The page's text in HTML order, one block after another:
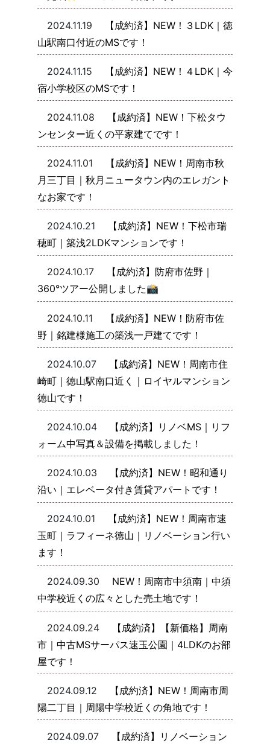
2024.11.19
【成約済】NEW！３LDK｜徳
山駅南口付近のMSです！
2024.11.15
【成約済】NEW！４LDK｜今
宿小学校区のMSです！
2024.11.08
【成約済】NEW！下松タウ
ンセンター近くの平家建てです！
2024.11.01
【成約済】NEW！周南市秋
月三丁目｜秋月ニュータウン内のエレガント
なお家です！
2024.10.21
【成約済】NEW！下松市瑞
穂町｜築浅2LDKマンションです！
2024.10.17
【成約済】防府市佐野｜
360°ツアー公開しました📸
2024.10.11
【成約済】NEW！防府市佐
野｜銘建様施工の築浅一戸建てです！
2024.10.07
【成約済】NEW！周南市住
崎町｜徳山駅南口近く｜ロイヤルマンション
徳山です！
2024.10.04
【成約済】リノベMS｜リフ
ォーム中写真＆設備を掲載しました！
2024.10.03
【成約済】NEW！昭和通り
沿い｜エレベータ付き賃貸アパートです！
2024.10.01
【成約済】NEW！周南市速
玉町｜ラフィーネ徳山｜リノベーション行い
ます！
2024.09.30
NEW！周南市中須南｜中須
中学校近くの広々とした売土地です！
2024.09.24
【成約済】【新価格】周南
市｜中古MSサーパス速玉公園｜4LDKのお部
屋です！
2024.09.12
【成約済】NEW！周南市周
陽二丁目｜周陽中学校近くの角地です！
2024.09.07
【成約済】リノベーション